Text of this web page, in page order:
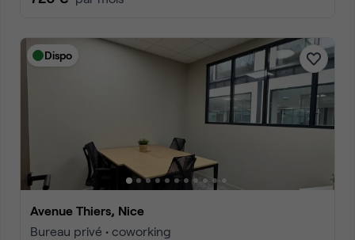
Dispo
Avenue Thiers, Nice
Bureau privé • coworking